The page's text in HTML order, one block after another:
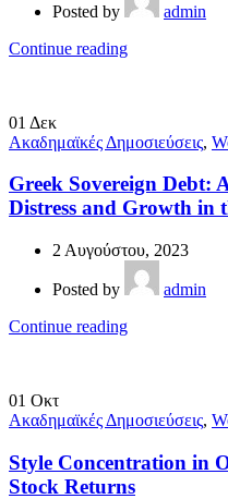
Posted by
admin
Continue reading
01 Δεκ
Ακαδημαϊκές Δημοσιεύσεις,
Greek Sovereign Debt:
Distress and Growth in
2 Αυγούστου, 2023
Posted by
admin
Continue reading
01 Οκτ
Ακαδημαϊκές Δημοσιεύσεις,
Style Concentration in
Stock Returns